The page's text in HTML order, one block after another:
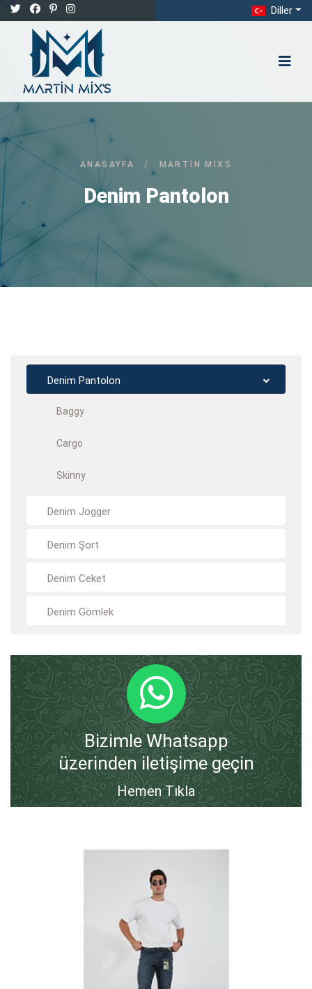
Diller
ANASAYFA / MARTIN MIXS
Denim Pantolon
Denim Pantolon
Baggy
Cargo
Skinny
Denim Jogger
Denim Şort
Denim Ceket
Denim Gömlek
Bizimle Whatsapp
üzerinden iletişime geçin
Hemen Tıkla